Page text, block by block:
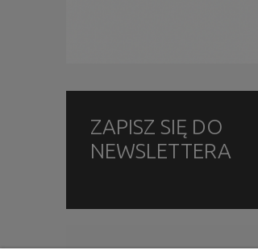
ZAPISZ SIĘ DO
NEWSLETTERA